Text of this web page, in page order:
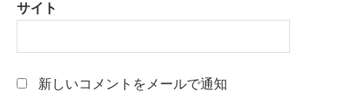
サイト
新しいコメントをメールで通知